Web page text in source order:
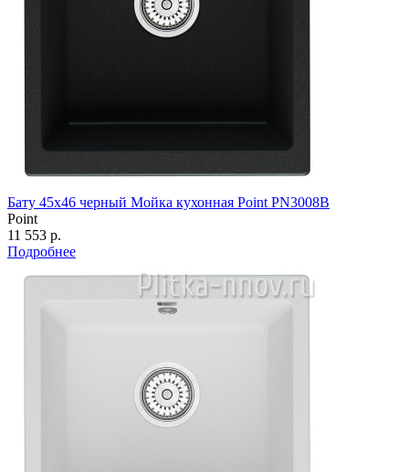
Бату 45х46 черный Мойка кухонная Point PN3008B
Point
11 553 р.
Подробнее